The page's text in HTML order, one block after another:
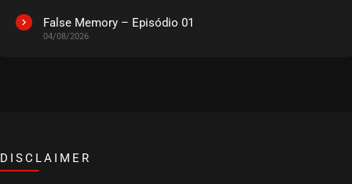
False Memory – Episódio 01
04/08/2026
DISCLAIMER